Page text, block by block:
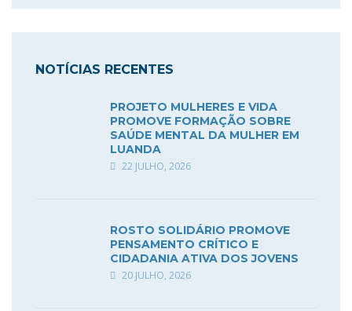
NOTÍCIAS RECENTES
PROJETO MULHERES E VIDA
PROMOVE FORMAÇÃO SOBRE
SAÚDE MENTAL DA MULHER EM
LUANDA
22 JULHO, 2026
ROSTO SOLIDÁRIO PROMOVE
PENSAMENTO CRÍTICO E
CIDADANIA ATIVA DOS JOVENS
20 JULHO, 2026